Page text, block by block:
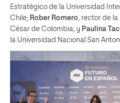
Estratégico de la Universidad
Chile; Rober Romero, rector de la
César de Colombia; y Paulina
la Universidad Nacional San